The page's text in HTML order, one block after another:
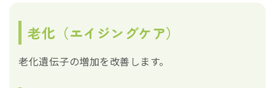
老化（エイジングケア）
老化遺伝子の増加を改善します。